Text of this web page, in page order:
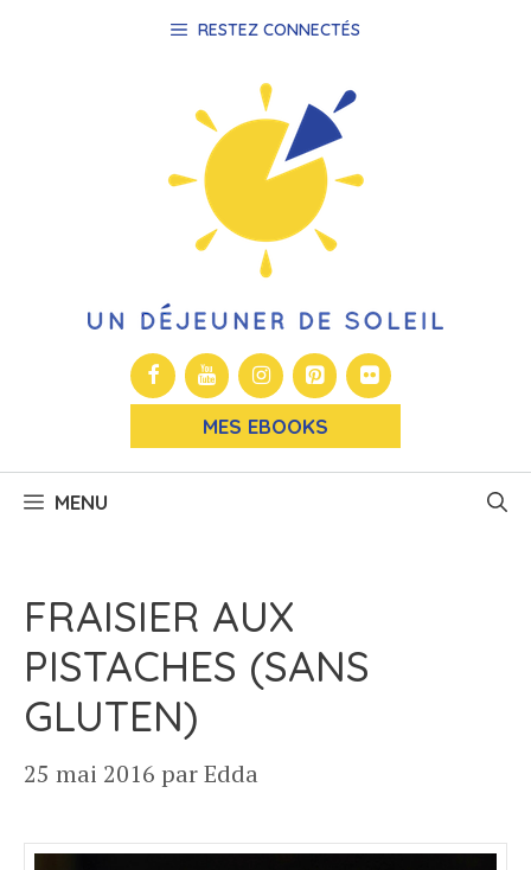
RESTEZ CONNECTÉS
MES EBOOKS
MENU
FRAISIER AUX
PISTACHES (SANS
GLUTEN)
25 mai 2016 parEdda